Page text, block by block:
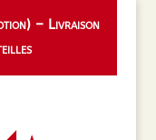
– Livraison